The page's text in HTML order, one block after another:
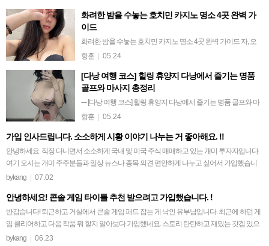
화려한 밤을 수놓는 호치민 카지노 명소 4곳 완벽 가
이드
화려한 밤을 수놓는 호치민 카지노 명소 4곳 완벽 가이드 자, 오
늘은 여러분을 위해 조금 특별한 주제를 들고 왔습니다. 베트남
사실, 알고 계셨나요? 베트남…
항훈 | 05.24
[다낭 여행 코스] 힐링 휴양지 다낭에서 즐기는 명품
골프와 마사지 총정리
--- [다낭 여행 코스] 힐링 휴양지 다낭에서 즐기는 명품 골프와 마
사지 총정리 안녕하세요. 이웃님들. 다들 일상에서 벗어나 온전
번잡한 도심을 떠나 …
항훈 | 05.24
가입 인사드립니다. 소소하게 시황 이야기 나누는 거 좋아해요. !!
안녕하세요. 직장 다니면서 소소하게 국내 및 미국 주식 매매하고 있는 개미 투자자입니다.
여기 오시는 개미 주주분들과 일상 뉴스나 종목 의견 편안하게 나누고 싶어서 가입했습니
다. 늘 빨간불 켜지시길 응원합니다! 행복…
bykang | 07.02
안녕하세요! 콘솔 게임 타이틀 추천 받으려고 가입했습니다. !
반갑습니다! 퇴근하고 거실에서 콘솔 게임 패드 잡는 게 낙인 유부남입니다. 최근에 하던 게
임 클리어하고 다음 작품 뭐 할지 알아보다 가입했네요. 스토리 탄탄하고 재밌는 갓겜 있으
면 추천 많이 부탁드려요! 좋은 하루 …
bykang | 06.23